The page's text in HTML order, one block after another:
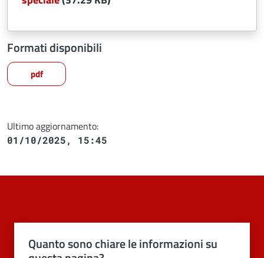
Formati disponibili
pdf
Ultimo aggiornamento:
01/10/2025, 15:45
Quanto sono chiare le informazioni su